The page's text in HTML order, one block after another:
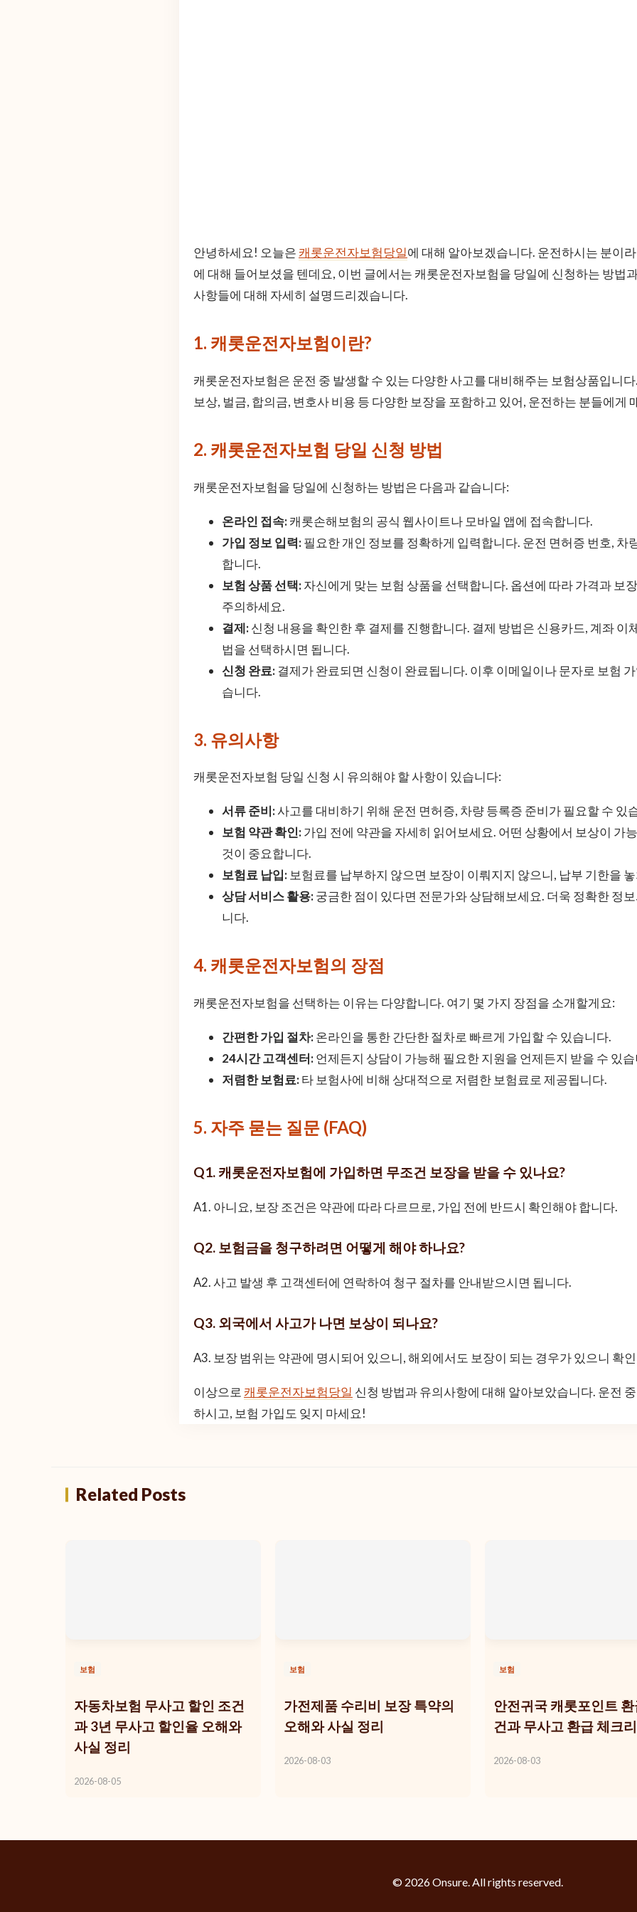
안녕하세요! 오늘은 캐롯운전자보험당일에 대해 알아보겠습니다. 운전하시는 분이
에 대해 들어보셨을 텐데요, 이번 글에서는 캐롯운전자보험을 당일에 신청하는 방법
사항들에 대해 자세히 설명드리겠습니다.
1. 캐롯운전자보험이란?
캐롯운전자보험은 운전 중 발생할 수 있는 다양한 사고를 대비해주는 보험상품입니
보상, 벌금, 합의금, 변호사 비용 등 다양한 보장을 포함하고 있어, 운전하는 분들에게
2. 캐롯운전자보험 당일 신청 방법
캐롯운전자보험을 당일에 신청하는 방법은 다음과 같습니다:
온라인 접속: 캐롯손해보험의 공식 웹사이트나 모바일 앱에 접속합니다.
가입 정보 입력: 필요한 개인 정보를 정확하게 입력합니다. 운전 면허증 번호, 차
합니다.
보험 상품 선택: 자신에게 맞는 보험 상품을 선택합니다. 옵션에 따라 가격과 보
주의하세요.
결제: 신청 내용을 확인한 후 결제를 진행합니다. 결제 방법은 신용카드, 계좌 이
법을 선택하시면 됩니다.
신청 완료: 결제가 완료되면 신청이 완료됩니다. 이후 이메일이나 문자로 보험
습니다.
3. 유의사항
캐롯운전자보험 당일 신청 시 유의해야 할 사항이 있습니다:
서류 준비:사고를 대비하기 위해 운전 면허증, 차량 등록증 준비가 필요할 수 있
보험 약관 확인: 가입 전에 약관을 자세히 읽어보세요. 어떤 상황에서 보상이 가
것이 중요합니다.
보험료 납입: 보험료를 납부하지 않으면 보장이 이뤄지지 않으니, 납부 기한을
상담 서비스 활용: 궁금한 점이 있다면 전문가와 상담해보세요. 더욱 정확한 정
니다.
4. 캐롯운전자보험의 장점
캐롯운전자보험을 선택하는 이유는 다양합니다. 여기 몇 가지 장점을 소개할게요:
간편한 가입 절차: 온라인을 통한 간단한 절차로 빠르게 가입할 수 있습니다.
24시간 고객센터: 언제든지 상담이 가능해 필요한 지원을 언제든지 받을 수 있
저렴한 보험료: 타 보험사에 비해 상대적으로 저렴한 보험료로 제공됩니다.
5. 자주 묻는 질문 (FAQ)
Q1. 캐롯운전자보험에 가입하면 무조건 보장을 받을 수 있나요?
A1. 아니요, 보장 조건은 약관에 따라 다르므로, 가입 전에 반드시 확인해야 합니다.
Q2. 보험금을 청구하려면 어떻게 해야 하나요?
A2. 사고 발생 후 고객센터에 연락하여 청구 절차를 안내받으시면 됩니다.
Q3. 외국에서 사고가 나면 보상이 되나요?
A3. 보장 범위는 약관에 명시되어 있으니, 해외에서도 보장이 되는 경우가 있으니 확
이상으로 캐롯운전자보험당일 신청 방법과 유의사항에 대해 알아보았습니다. 운전
하시고, 보험 가입도 잊지 마세요!
Related Posts
보험
자동차보험 무사고 할인 조건
과 3년 무사고 할인율 오해와
사실 정리
2026-08-05
보험
가전제품 수리비 보장 특약의
오해와 사실 정리
2026-08-03
보험
안전귀국 캐롯포인트
건과 무사고 환급 체크
2026-08-03
© 2026 Onsure. All rights reserved.